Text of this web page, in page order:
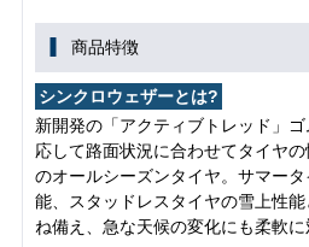
商品特徴
シンクロウェザーとは?
新開発の「アクティブトレッド」
応して路面状況に合わせてタイヤ
のオールシーズンタイヤ。サマー
能、スタッドレスタイヤの雪上性
ね備え、急な天候の変化にも柔軟に